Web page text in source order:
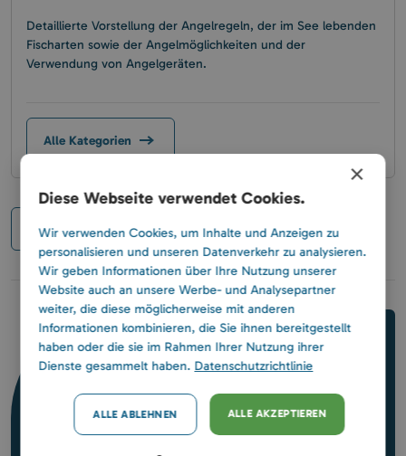
Detaillierte Vorstellung der Angelregeln, der im See lebenden
Fischarten sowie der Angelmöglichkeiten und der
Verwendung von Angelgeräten.
Alle Kategorien
1/ 8
Bleiben wir in Kontakt
Facebook
×
Diese Webseite verwendet Cookies.
Wir verwenden Cookies, um Inhalte und Anzeigen zu
personalisieren und unseren Datenverkehr zu analysieren.
Wir geben Informationen über Ihre Nutzung unserer
Website auch an unsere Werbe- und Analysepartner
weiter, die diese möglicherweise mit anderen
Informationen kombinieren, die Sie ihnen bereitgestellt
haben oder die sie im Rahmen Ihrer Nutzung ihrer
Dienste gesammelt haben. Datenschutzrichtlinie
ALLE AKZEPTIEREN
ALLE ABLEHNEN